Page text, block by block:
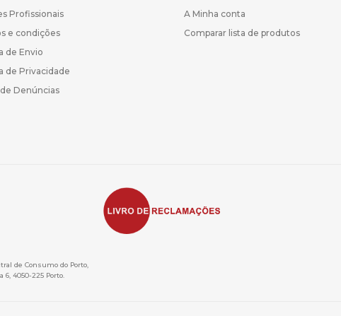
Profissionais
e condições
de Envio
de Privacidade
Denúncias
A Minha conta
Comparar lista de produtos
de Consumo do Porto,
6, 4050-225 Porto.